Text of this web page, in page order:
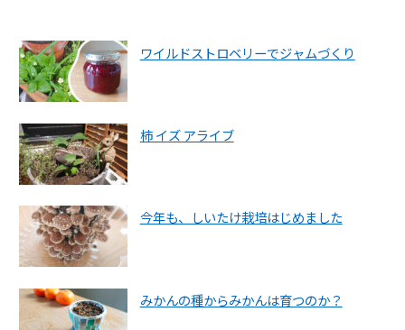
ワイルドストロベリーでジャムづくり
柿 イズ アライブ
今年も、しいたけ栽培はじめました
みかんの種からみかんは育つのか？